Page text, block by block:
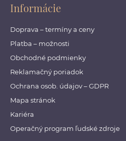
Informácie
Doprava – termíny a ceny
Platba – možnosti
Obchodné podmienky
Reklamačný poriadok
Ochrana osob. údajov – GDPR
Mapa stránok
Kariéra
Operačný program ľudské zdroje